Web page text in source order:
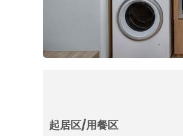
起居区/用餐区